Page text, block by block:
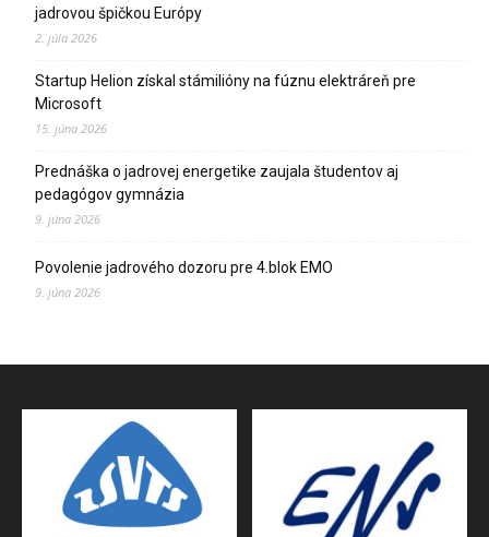
jadrovou špičkou Európy
2. júla 2026
Startup Helion získal stámilióny na fúznu elektráreň pre
Microsoft
15. júna 2026
Prednáška o jadrovej energetike zaujala študentov aj
pedagógov gymnázia
9. júna 2026
Povolenie jadrového dozoru pre 4.blok EMO
9. júna 2026